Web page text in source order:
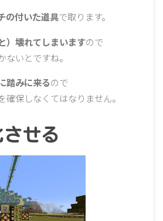
の付いた道具で取ります。
）壊れてしまいますので
いとですね。
踏みに来るので
保しなくてはなりません。
せる